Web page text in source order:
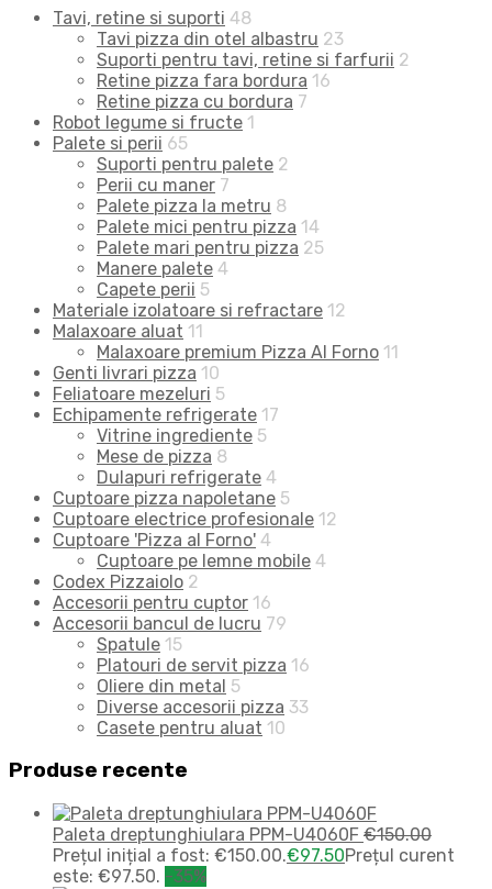
Tavi, retine si suporti 48
Tavi pizza din otel albastru 23
Suporti pentru tavi, retine si farfurii 2
Retine pizza fara bordura 16
Retine pizza cu bordura 7
Robot legume si fructe 1
Palete si perii 65
Suporti pentru palete 2
Perii cu maner 7
Palete pizza la metru 8
Palete mici pentru pizza 14
Palete mari pentru pizza 25
Manere palete 4
Capete perii 5
Materiale izolatoare si refractare 12
Malaxoare aluat 11
Malaxoare premium Pizza Al Forno 11
Genti livrari pizza 10
Feliatoare mezeluri 5
Echipamente refrigerate 17
Vitrine ingrediente 5
Mese de pizza 8
Dulapuri refrigerate 4
Cuptoare pizza napoletane 5
Cuptoare electrice profesionale 12
Cuptoare 'Pizza al Forno' 4
Cuptoare pe lemne mobile 4
Codex Pizzaiolo 2
Accesorii pentru cuptor 16
Accesorii bancul de lucru 79
Spatule 15
Platouri de servit pizza 16
Oliere din metal 5
Diverse accesorii pizza 33
Casete pentru aluat 10
Produse recente
Paleta dreptunghiulara PPM-U4060F €150.00
Prețul inițial a fost: €150.00.€97.50Prețul curent
este: €97.50. -35%